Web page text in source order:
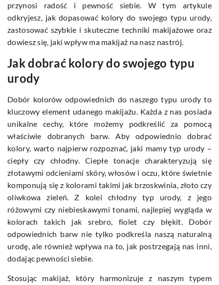
przynosi radość i pewność siebie. W tym artykule
odkryjesz, jak dopasować kolory do swojego typu urody,
zastosować szybkie i skuteczne techniki makijażowe oraz
dowiesz się, jaki wpływ ma makijaż na nasz nastrój.
Jak dobrać kolory do swojego typu
urody
Dobór kolorów odpowiednich do naszego typu urody to
kluczowy element udanego makijażu. Każda z nas posiada
unikalne cechy, które możemy podkreślić za pomocą
właściwie dobranych barw. Aby odpowiednio dobrać
kolory, warto najpierw rozpoznać, jaki mamy typ urody –
ciepły czy chłodny. Ciepłe tonacje charakteryzują się
złotawymi odcieniami skóry, włosów i oczu, które świetnie
komponują się z kolorami takimi jak brzoskwinia, złoto czy
oliwkowa zieleń. Z kolei chłodny typ urody, z jego
różowymi czy niebieskawymi tonami, najlepiej wygląda w
kolorach takich jak srebro, fiolet czy błękit. Dobór
odpowiednich barw nie tylko podkreśla naszą naturalną
urodę, ale również wpływa na to, jak postrzegają nas inni,
dodając pewności siebie.
Stosując makijaż, który harmonizuje z naszym typem